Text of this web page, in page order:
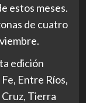
estos meses.
de cuatro
edición
Entre Ríos,
Tierra